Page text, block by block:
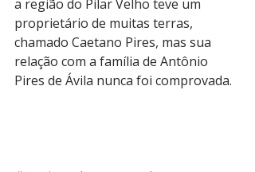
a região do Pilar Velho teve um
proprietário de muitas terras,
chamado Caetano Pires, mas sua
relação com a família de Antônio
Pires de Ávila nunca foi comprovada.